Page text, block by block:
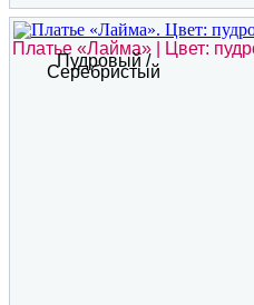
Платье «Лайма» | Цвет:
Пудровый /
Серебристый